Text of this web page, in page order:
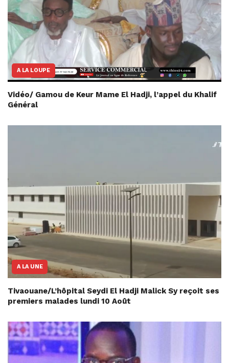
A LA LOUPE
Vidéo/ Gamou de Keur Mame El Hadji, l’appel du Khalif
Général
A LA UNE
Tivaouane/L’hôpital Seydi El Hadji Malick Sy reçoit ses
premiers malades lundi 10 Août